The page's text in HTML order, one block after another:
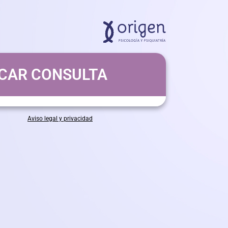
CONSULTA
Aviso legal y privacidad